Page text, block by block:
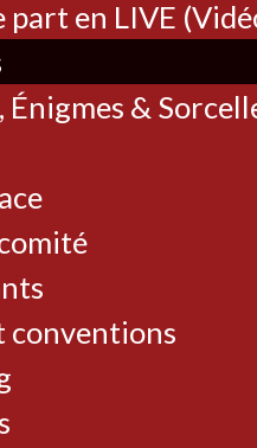
des
part en LIVE
&
conventions